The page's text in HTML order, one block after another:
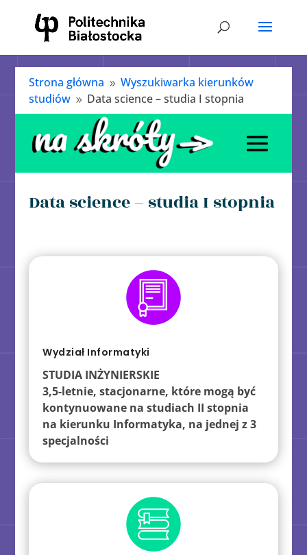
Strona główna 9 Wyszukiwarka kierunków
studiów 9 Data science – studia I stopnia
Data science – studia I stopnia
Wydział Informatyki
STUDIA INŻYNIERSKIE
3,5-letnie, stacjonarne, które mogą być
kontynuowane na studiach II stopnia
na kierunku Informatyka, na jednej z 3
specjalności